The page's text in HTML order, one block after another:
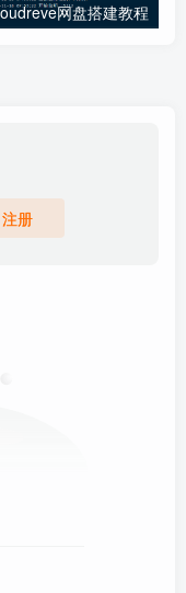
网盘搭建教程
注册